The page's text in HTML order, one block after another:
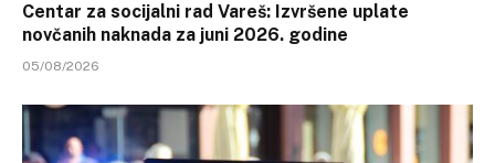
Centar za socijalni rad Vareš: Izvršene uplate
novčanih naknada za juni 2026. godine
05/08/2026